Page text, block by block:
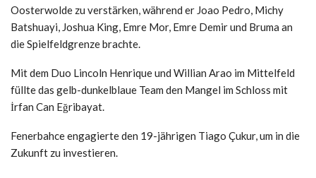
Oosterwolde zu verstärken, während er Joao Pedro, Michy
Batshuayi, Joshua King, Emre Mor, Emre Demir und Bruma an
die Spielfeldgrenze brachte.
Mit dem Duo Lincoln Henrique und Willian Arao im Mittelfeld
füllte das gelb-dunkelblaue Team den Mangel im Schloss mit
İrfan Can Eğribayat.
Fenerbahce engagierte den 19-jährigen Tiago Çukur, um in die
Zukunft zu investieren.